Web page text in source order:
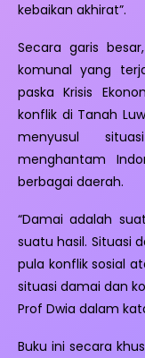
kebaikan akhirat”.
Secara garis
komunal yang
paska Krisis
konflik di Tanah
menyusul
menghantam
berbagai daerah.
“Damai adalah
suatu hasil. Situasi
pula konflik sosial
situasi damai dan
Prof Dwia dalam
Buku ini secara